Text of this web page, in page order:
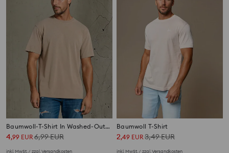
Baumwoll-T-Shirt In Washed-Out-Optik
4,99 EUR6,99EUR
inkl. MwSt. / zzgl.Versandkosten
Baumwoll T-Shirt
2,49 EUR3,49EUR
inkl. MwSt. / zzgl.Versandkosten